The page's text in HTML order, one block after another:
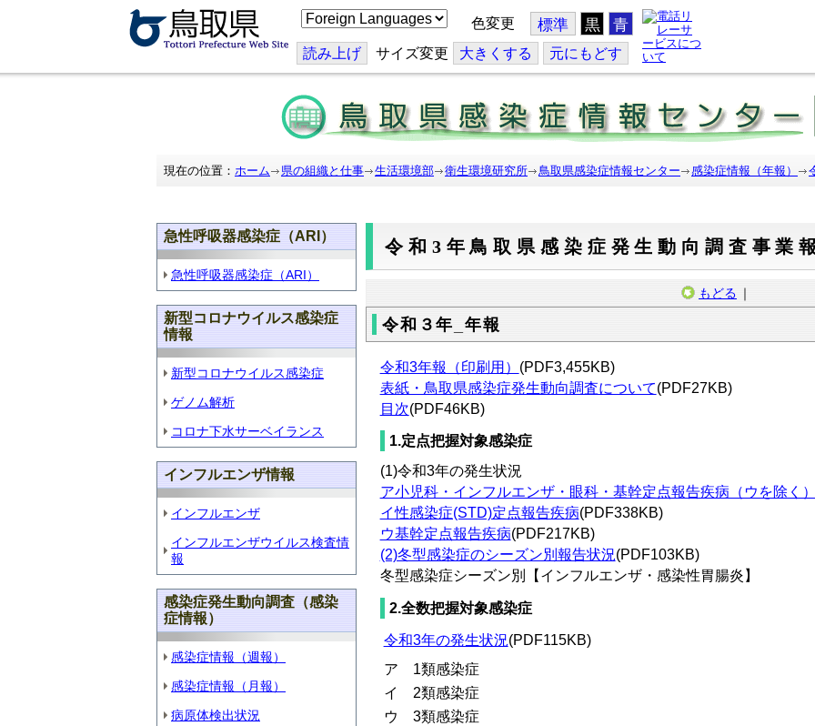
こ
の
ジ
を
翻
訳
す
る
色変更 標準 黒 青
読み上げ サイズ変更 大きくする 元にもどす
現在の位置： ホーム 県の組織と仕事 生活環境部 衛生環境研究所 鳥取県感染症情報センター 感染症情報（年報）
急性呼吸器感染症（ARI）
急性呼吸器感染症（ARI）
新型コロナウイルス感染症
情報
新型コロナウイルス感染症
ゲノム解析
コロナ下水サーベイランス
インフルエンザ情報
インフルエンザ
インフルエンザウイルス検査情
報
感染症発生動向調査（感染
症情報）
感染症情報（週報）
感染症情報（月報）
病原体検出状況
令和3年鳥取県感染症発生動向調査事業
もどる ｜
令和３年_年報
令和3年報（印刷用） (PDF3,455KB)
表紙・鳥取県感染症発生動向調査について(PDF27KB)
目次(PDF46KB)
1.定点把握対象感染症
(1)令和3年の発生状況
ア小児科・インフルエンザ・眼科・基幹定点報告疾病（ウを除く）
イ性感染症(STD)定点報告疾病(PDF338KB)
ウ基幹定点報告疾病(PDF217KB)
(2)冬型感染症のシーズン別報告状況(PDF103KB)
冬型感染症シーズン別【インフルエンザ・感染性胃腸炎】
2.全数把握対象感染症
令和3年の発生状況(PDF115KB)
ア 1類感染症
イ 2類感染症
ウ 3類感染症